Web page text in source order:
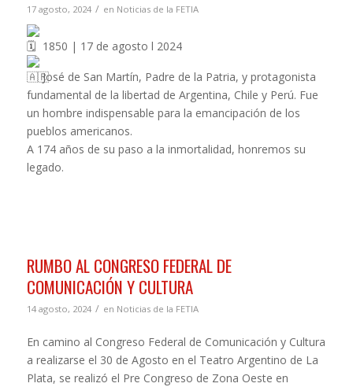
17 agosto, 2024 / en Noticias de la FETIA
1850 | 17 de agosto l 2024
José de San Martín, Padre de la Patria, y protagonista
fundamental de la libertad de Argentina, Chile y Perú. Fue
un hombre indispensable para la emancipación de los
pueblos americanos.
A 174 años de su paso a la inmortalidad, honremos su
legado.
RUMBO AL CONGRESO FEDERAL DE
COMUNICACIÓN Y CULTURA
14 agosto, 2024 / en Noticias de la FETIA
En camino al Congreso Federal de Comunicación y Cultura
a realizarse el 30 de Agosto en el Teatro Argentino de La
Plata, se realizó el Pre Congreso de Zona Oeste en